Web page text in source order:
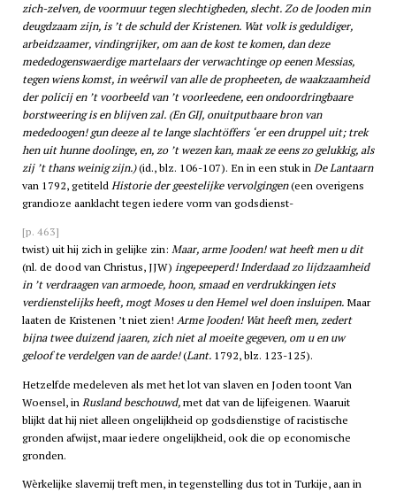
zich-zelven, de voormuur tegen slechtigheden, slecht. Zo de Jooden min
deugdzaam zijn, is ’t de schuld der Kristenen. Wat volk is geduldiger,
arbeidzaamer, vindingrijker, om aan de kost te komen, dan deze
mededogenswaerdige martelaars der verwachtinge op eenen Messias,
tegen wiens komst, in weêrwil van alle de propheeten, de waakzaamheid
der policij en ’t voorbeeld van ’t voorleedene, een ondoordringbaare
borstweering is en blijven zal. (En GIJ, onuitputbaare bron van
mededoogen! gun deeze al te lange slachtöffers ‘er een druppel uit; trek
hen uit hunne doolinge, en, zo ’t wezen kan, maak ze eens zo gelukkig, als
zij ’t thans weinig zijn.)(id., blz. 106-107). En in een stuk inDe Lantaarn
van 1792, getiteldHistorie der geestelijke vervolgingen(een overigens
grandioze aanklacht tegen iedere vorm van godsdienst-
[p. 463]
twist) uit hij zich in gelijke zin: Maar, arme Jooden! wat heeft men u dit
(nl. de dood van Christus, JJW) ingepeeperd! Inderdaad zo lijdzaamheid
in ’t verdraagen van armoede, hoon, smaad en verdrukkingen iets
verdienstelijks heeft, mogt Moses u den Hemel wel doen insluipen.Maar
laaten de Kristenen ’t niet zien! Arme Jooden! Wat heeft men, zedert
bijna twee duizend jaaren, zich niet al moeite gegeven, om u en uw
geloof te verdelgen van de aarde!(Lant.1792, blz. 123-125).
Hetzelfde medeleven als met het lot van slaven en Joden toont Van
Woensel, inRusland beschouwd,met dat van de lijfeigenen. Waaruit
blijkt dat hij niet alleen ongelijkheid op godsdienstige of racistische
gronden afwijst, maar iedere ongelijkheid, ook die op economische
gronden.
Wèrkelijke slavernij treft men, in tegenstelling dus tot in Turkije, aan in